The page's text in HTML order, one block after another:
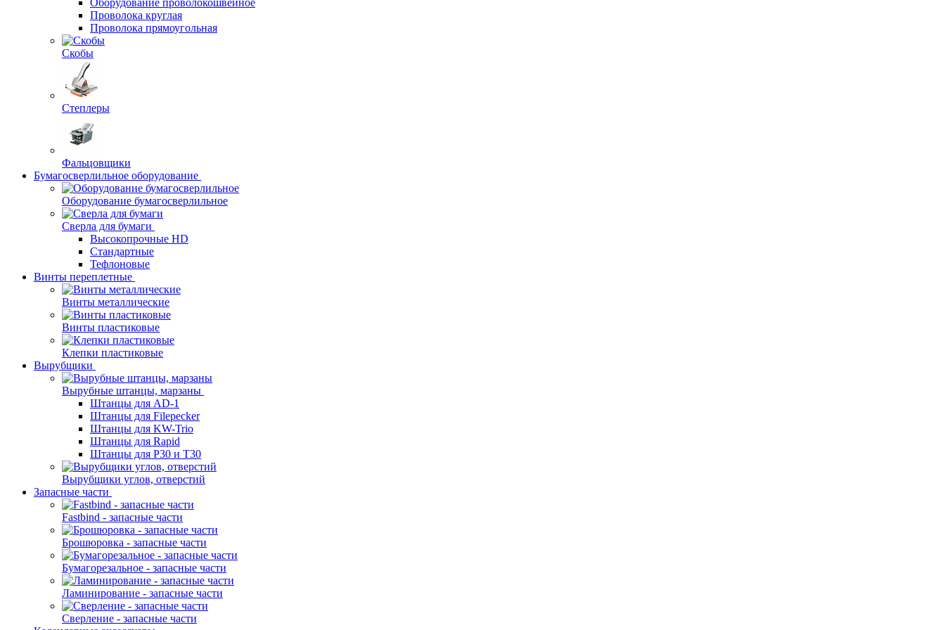
Оборудование проволокошвейное
Проволока круглая
Проволока прямоугольная
Скобы
Степлеры
Фальцовщики
Бумагосверлильное оборудование
Оборудование бумагосверлильное
Сверла для бумаги
Высокопрочные HD
Стандартные
Тефлоновые
Винты переплетные
Винты металлические
Винты пластиковые
Клепки пластиковые
Вырубщики
Вырубные штанцы, марзаны
Штанцы для AD-1
Штанцы для Filepecker
Штанцы для KW-Trio
Штанцы для Rapid
Штанцы для Р30 и Т30
Вырубщики углов, отверстий
Запасные части
Fastbind - запасные части
Брошюровка - запасные части
Бумагорезальное - запасные части
Ламинирование - запасные части
Сверление - запасные части